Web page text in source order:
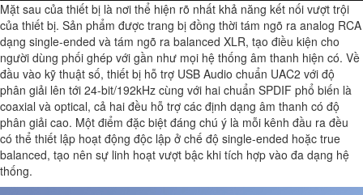
Mặt sau của thiết bị là nơi thể hiện rõ nhất khả năng kết nối vượt trội
của thiết bị. Sản phẩm được trang bị đồng thời tám ngõ ra analog RCA
dạng single-ended và tám ngõ ra balanced XLR, tạo điều kiện cho
người dùng phối ghép với gần như mọi hệ thống âm thanh hiện có. Về
đầu vào kỹ thuật số, thiết bị hỗ trợ USB Audio chuẩn UAC2 với độ
phân giải lên tới 24-bit/192kHz cùng với hai chuẩn SPDIF phổ biến là
coaxial và optical, cả hai đều hỗ trợ các định dạng âm thanh có độ
phân giải cao. Một điểm đặc biệt đáng chú ý là mỗi kênh đầu ra đều
có thể thiết lập hoạt động độc lập ở chế độ single-ended hoặc true
balanced, tạo nên sự linh hoạt vượt bậc khi tích hợp vào đa dạng hệ
thống.